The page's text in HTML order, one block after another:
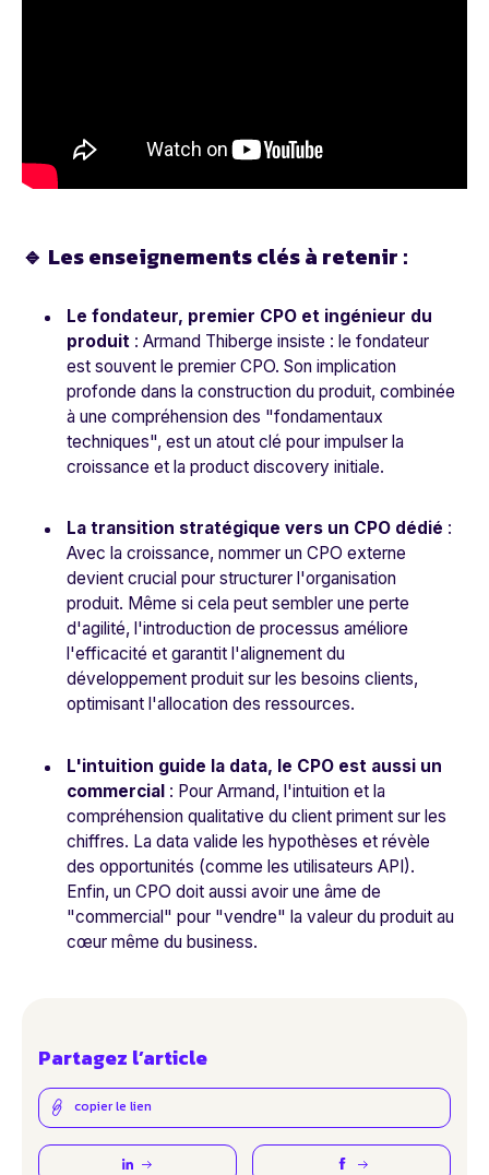
🔹 Les enseignements clés à retenir :
Le fondateur, premier CPO et ingénieur du
produit : Armand Thiberge insiste : le fondateur
est souvent le premier CPO. Son implication
profonde dans la construction du produit, combinée
à une compréhension des "fondamentaux
techniques", est un atout clé pour impulser la
croissance et la product discovery initiale.
La transition stratégique vers un CPO dédié :
Avec la croissance, nommer un CPO externe
devient crucial pour structurer l'organisation
produit. Même si cela peut sembler une perte
d'agilité, l'introduction de processus améliore
l'efficacité et garantit l'alignement du
développement produit sur les besoins clients,
optimisant l'allocation des ressources.
L'intuition guide la data, le CPO est aussi un
commercial : Pour Armand, l'intuition et la
compréhension qualitative du client priment sur les
chiffres. La data valide les hypothèses et révèle
des opportunités (comme les utilisateurs API).
Enfin, un CPO doit aussi avoir une âme de
"commercial" pour "vendre" la valeur du produit au
cœur même du business.
Partagez l’article
copier le lien